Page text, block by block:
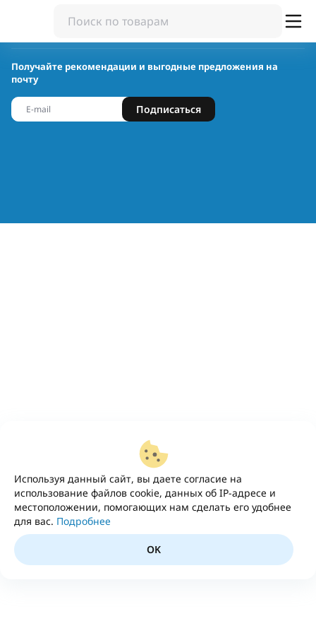
Используя данный сайт, вы даете согласие на
использование файлов cookie, данных об IP-адресе и
местоположении, помогающих нам сделать его удобнее
для вас. Подробнее
OK
Получайте рекомендации и выгодные предложения на
почту
Подписаться